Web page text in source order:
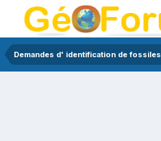
Demandes d' identification de fossiles